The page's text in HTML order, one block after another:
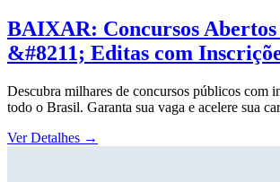
BAIXAR: Concursos Abertos
&#8211; Editas com
Descubra milhares de concursos públicos com
todo o Brasil. Garanta sua vaga e acelere sua
Ver Detalhes →